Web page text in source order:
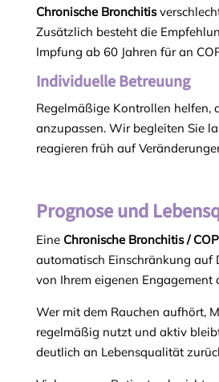
Chronische Bronchitis
Zusätzlich besteht die
Impfung ab 60 Jahren für an
Individuelle Betreuung
Regelmäßige Kontrollen helfen,
anzupassen. Wir begleiten Sie
reagieren früh auf
Prognose und
Eine Chronische Bronchitis /
automatisch Einschränkung auf
von Ihrem eigenen Engagement
Wer mit dem Rauchen aufhört,
regelmäßig nutzt und aktiv
deutlich an Lebensqualität